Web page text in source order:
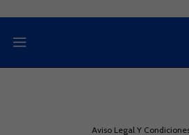
Aviso Legal Y